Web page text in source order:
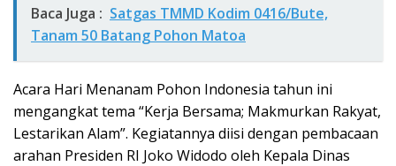
Baca Juga : Satgas TMMD Kodim 0416/Bute,
Tanam 50 Batang Pohon Matoa
Acara Hari Menanam Pohon Indonesia tahun ini
mengangkat tema “Kerja Bersama; Makmurkan Rakyat,
Lestarikan Alam”. Kegiatannya diisi dengan pembacaan
arahan Presiden RI Joko Widodo oleh Kepala Dinas